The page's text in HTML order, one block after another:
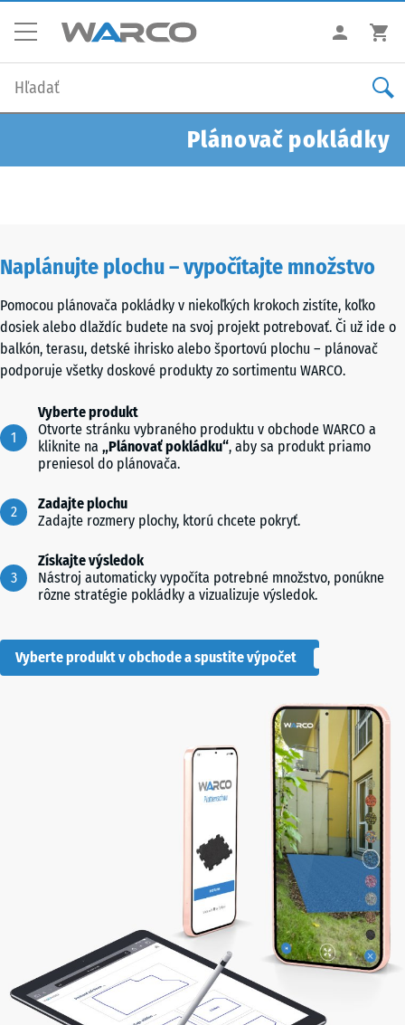
Plánovač pokládky
Naplánujte plochu – vypočítajte množstvo
Pomocou plánovača pokládky v niekoľkých krokoch zistíte, koľko
dosiek alebo dlaždíc budete na svoj projekt potrebovať. Či už ide o
balkón, terasu, detské ihrisko alebo športovú plochu – plánovač
podporuje všetky doskové produkty zo sortimentu WARCO.
Vyberte produkt
Otvorte stránku vybraného produktu v obchode WARCO a
kliknite na „Plánovať pokládku“, aby sa produkt priamo
preniesol do plánovača.
Zadajte plochu
Zadajte rozmery plochy, ktorú chcete pokryť.
Získajte výsledok
Nástroj automaticky vypočíta potrebné množstvo, ponúkne
rôzne stratégie pokládky a vizualizuje výsledok.
Vyberte produkt v obchode a spustite výpočet